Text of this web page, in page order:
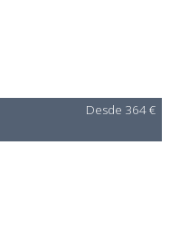
Desde 364 €